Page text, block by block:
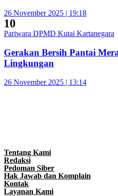
26 November 2025 | 19:18
10
Pariwara DPMD Kutai Kartanegara
Gerakan Bersih Pantai
Lingkungan
26 November 2025 | 13:14
Tentang Kami
Redaksi
Pedoman Siber
Hak Jawab dan Komplain
Kontak
Layanan Kami